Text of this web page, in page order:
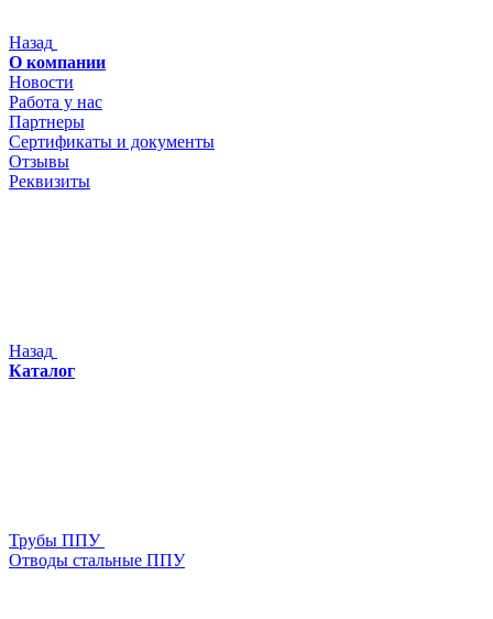
Назад
О компании
Новости
Работа у нас
Партнеры
Сертификаты и документы
Отзывы
Реквизиты
Назад
Каталог
Трубы ППУ
Отводы стальные ППУ